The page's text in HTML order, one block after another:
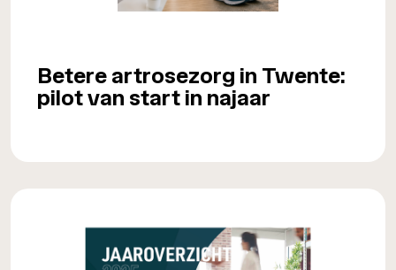
Betere artrosezorg in Twente:
pilot van start in najaar